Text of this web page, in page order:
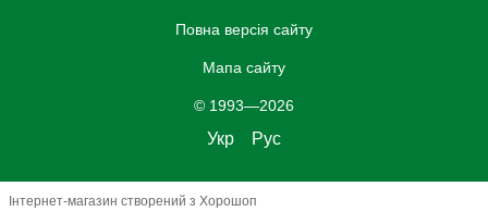
Повна версія сайту
Мапа сайту
© 1993—2026
Укр Рус
Інтернет-магазин створений з Хорошоп